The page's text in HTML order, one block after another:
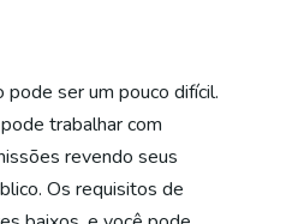
pode ser um pouco difícil.
trabalhar com
revendo seus
Os requisitos de